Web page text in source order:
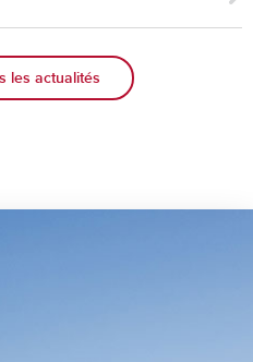
les actualités